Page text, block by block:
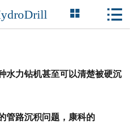
网站首页
行业服务
 
水力钻机甚至可以清楚被硬沉
管路沉积问题，康科的